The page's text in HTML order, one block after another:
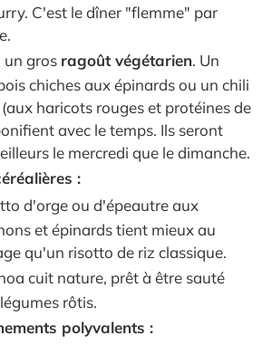
C'est le dîner "flemme" par
un gros ragoût végétarien. Un
chiches aux épinards ou un chili
haricots rouges et protéines de
avec le temps. Ils seront
le mercredi que le dimanche.
:
d'orge ou d'épeautre aux
et épinards tient mieux au
qu'un risotto de riz classique.
cuit nature, prêt à être sauté
rôtis.
polyvalents :